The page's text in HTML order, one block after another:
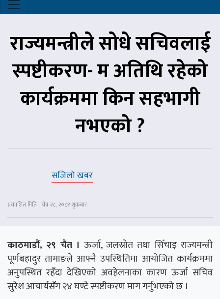
राज्यमन्त्रीले सोधे सचिवलाई
स्पष्टीकरण- म अतिथि रहेको
कार्यक्रममा किन सहभागी
नभएको ?
सजिलो खबर
प्रकाशित मिति : चैत्र २८, २०८१ शुक्रबार
काठमाडौं, २९ चैत । ऊर्जा, जलस्रोत तथा सिँचाइ राज्यमन्त्री
पूर्णबहादुर तामाङले आफ्नै उपस्थितिमा आयोजित कार्यक्रममा
अनुपस्थित रहँदा देखिएको अवहेलनाका कारण ऊर्जा सचिव
सुरेश आचार्यसँग २४ घण्टे स्पष्टीकरण माग गर्नुभएको छ ।